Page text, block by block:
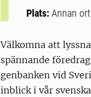
Plats: Annan ort
Välkomna att
spännande
genbanken vid
inblick i vår